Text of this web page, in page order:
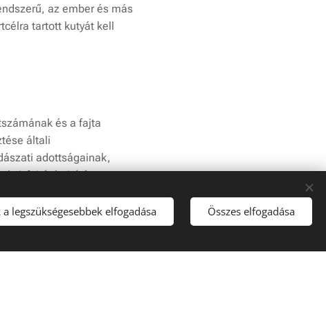
az ember és más
tartott kutyát kell
és a fajta
általi
adottságainak,
A fajtát hajtó és
és más kutyák iránti
a legszükségesebbek elfogadása Összes elfogadása